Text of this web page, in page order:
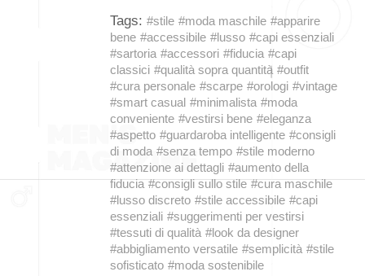
Tags: #stile #moda maschile #apparire
bene #accessibile #lusso #capi essenziali
#sartoria #accessori #fiducia #capi
classici #qualità sopra quantità #outfit
#cura personale #scarpe #orologi #vintage
#smart casual #minimalista #moda
conveniente #vestirsi bene #eleganza
#aspetto #guardaroba intelligente #consigli
di moda #senza tempo #stile moderno
#attenzione ai dettagli #aumento della
fiducia #consigli sullo stile #cura maschile
#lusso discreto #stile accessibile #capi
essenziali #suggerimenti per vestirsi
#tessuti di qualità #look da designer
#abbigliamento versatile #semplicità #stile
sofisticato #moda sostenibile